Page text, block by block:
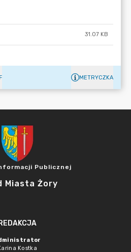
31.07 KB
METRYCZKA
Publicznej
Miasta Żory
Kostka